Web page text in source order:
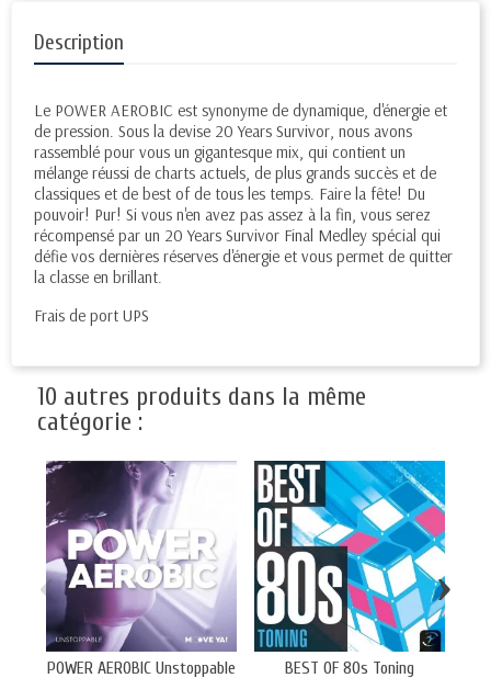
Description
Le POWER AEROBIC est synonyme de dynamique, d'énergie et
de pression. Sous la devise 20 Years Survivor, nous avons
rassemblé pour vous un gigantesque mix, qui contient un
mélange réussi de charts actuels, de plus grands succès et de
classiques et de best of de tous les temps. Faire la fête! Du
pouvoir! Pur! Si vous n'en avez pas assez à la fin, vous serez
récompensé par un 20 Years Survivor Final Medley spécial qui
défie vos dernières réserves d'énergie et vous permet de quitter
la classe en brillant.
Frais de port UPS
10 autres produits dans la même
catégorie :
POWER AEROBIC Unstoppable BEST OF 80s Toning
‹ ›